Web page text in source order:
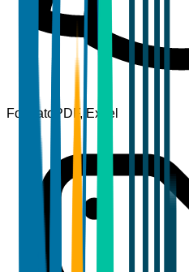
Formato PDF, Excel